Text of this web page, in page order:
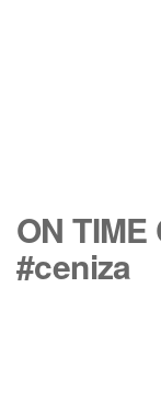
ON
#ceniza